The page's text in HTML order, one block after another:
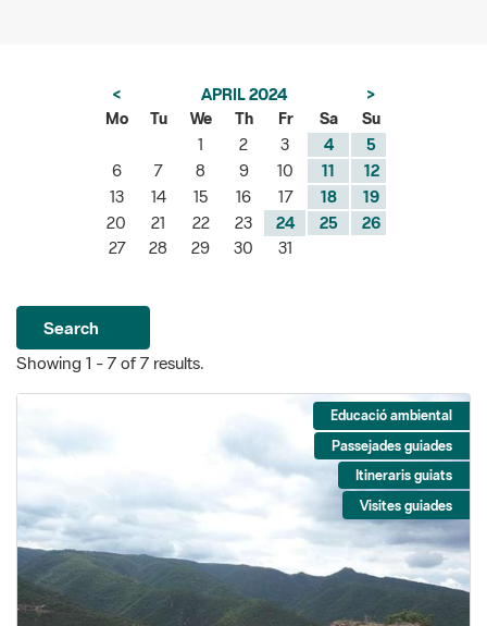
< APRIL 2024
>
Mo
Tu We Th Fr Sa
Su
1
2 3 4
5
6
7 8 9 10 11
12
13
14 15 16 17 18
19
20
21 22 23 24 25
26
27
28 29 30 31
Search
Showing 1 - 7 of 7 results.
Educació ambiental
Passejades guiades
Itineraris guiats
Visites guiades